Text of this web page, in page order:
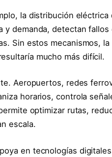
la distribución eléctrica
y demanda, detectan
Sin estos mecanismos,
mucho más difícil.
Aeropuertos, redes
horarios, controla
optimizar rutas,
escala.
en tecnologías